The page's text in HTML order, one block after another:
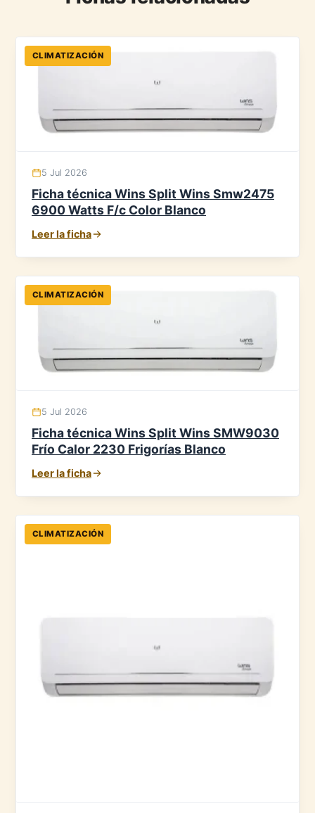
CLIMATIZACIÓN
5 Jul 2026
Ficha técnica Wins Split Wins Smw2475
6900 Watts F/c Color Blanco
Leer la ficha
CLIMATIZACIÓN
5 Jul 2026
Ficha técnica Wins Split Wins SMW9030
Frío Calor 2230 Frigorías Blanco
Leer la ficha
CLIMATIZACIÓN